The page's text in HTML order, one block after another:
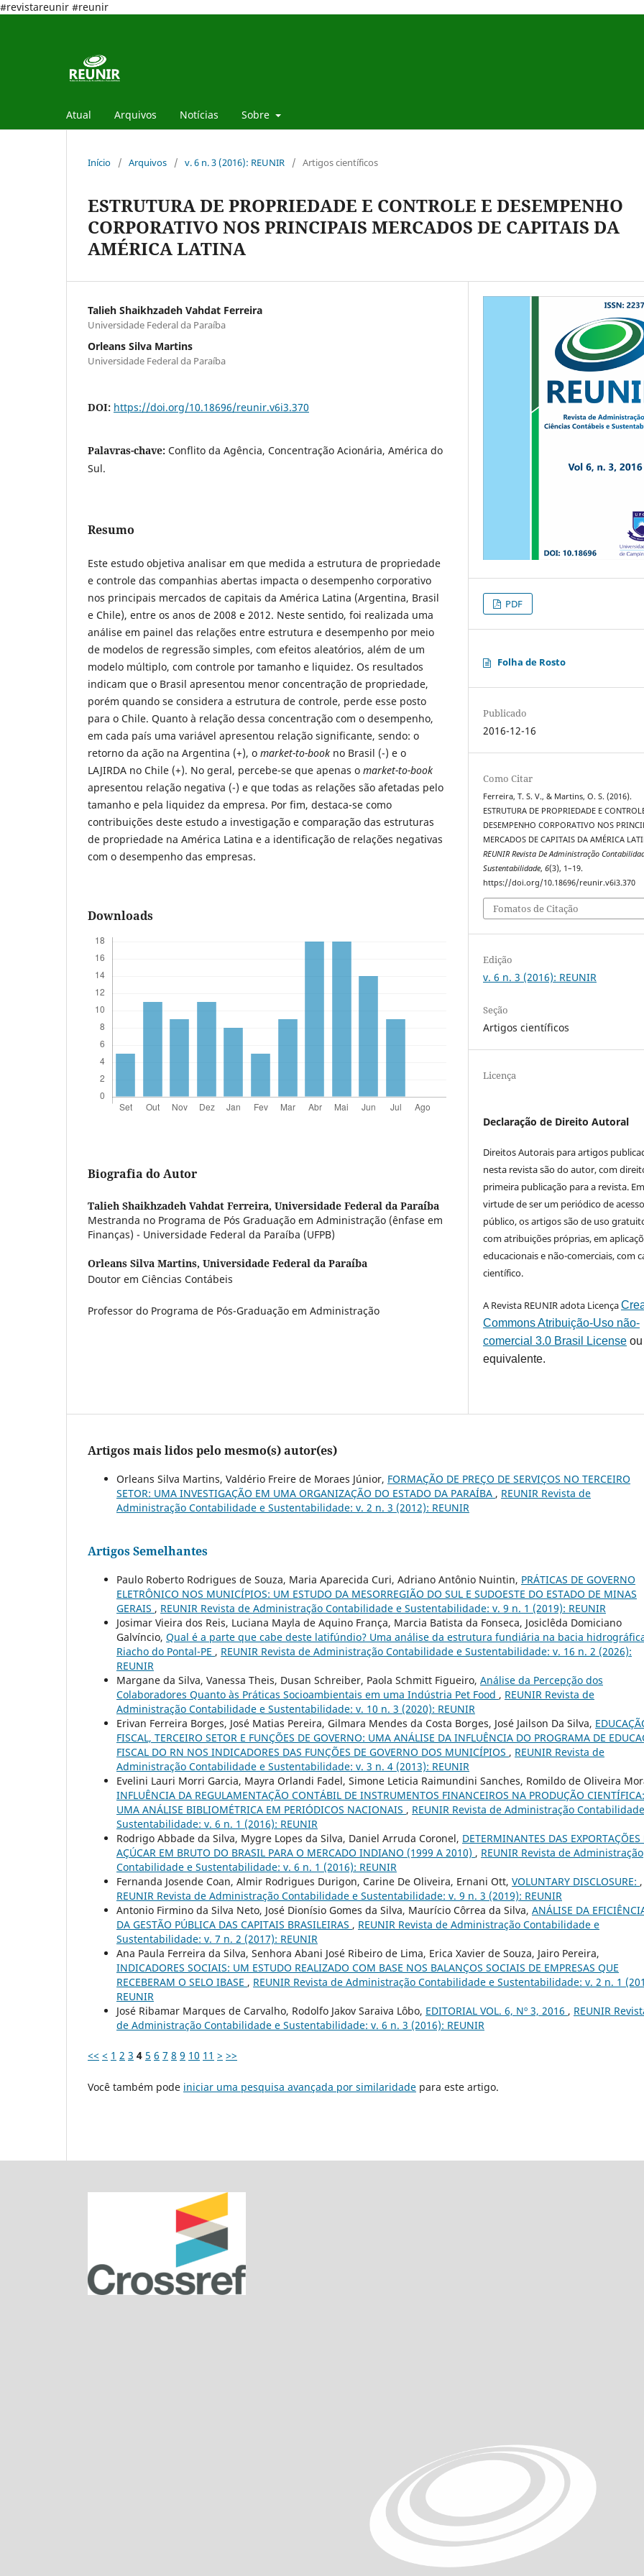
#revistareunir #reunir
Atual Arquivos Notícias Sobre
Início / Arquivos / v. 6 n. 3 (2016): REUNIR / Artigos científicos
ESTRUTURA DE PROPRIEDADE E CONTROLE E DESEMPENHO
CORPORATIVO NOS PRINCIPAIS MERCADOS DE CAPITAIS DA
AMÉRICA LATINA
Talieh Shaikhzadeh Vahdat Ferreira
Universidade Federal da Paraíba
Orleans Silva Martins
Universidade Federal da Paraíba
DOI: https://doi.org/10.18696/reunir.v6i3.370
Palavras-chave: Conflito da Agência, Concentração Acionária, América do
Sul.
Resumo
Este estudo objetiva analisar em que medida a estrutura de propriedade
e controle das companhias abertas impacta o desempenho corporativo
nos principais mercados de capitais da América Latina (Argentina, Brasil
e Chile), entre os anos de 2008 e 2012. Neste sentido, foi realizada uma
análise em painel das relações entre estrutura e desempenho por meio
de modelos de regressão simples, com efeitos aleatórios, além de um
modelo múltiplo, com controle por tamanho e liquidez. Os resultados
indicam que o Brasil apresentou menor concentração de propriedade,
porém quando se considera a estrutura de controle, perde esse posto
para o Chile. Quanto à relação dessa concentração com o desempenho,
em cada país uma variável apresentou relação significante, sendo: o
retorno da ação na Argentina (+), o market-to-book no Brasil (-) e o
LAJIRDA no Chile (+). No geral, percebe-se que apenas o market-to-book
apresentou relação negativa (-) e que todas as relações são afetadas pelo
tamanho e pela liquidez da empresa. Por fim, destaca-se como
contribuições deste estudo a investigação e comparação das estruturas
de propriedade na América Latina e a identificação de relações negativas
com o desempenho das empresas.
Downloads
Biografia do Autor
Talieh Shaikhzadeh Vahdat Ferreira, Universidade Federal da Paraíba
Mestranda no Programa de Pós Graduação em Administração (ênfase em
Finanças) - Universidade Federal da Paraíba (UFPB)
Orleans Silva Martins, Universidade Federal da Paraíba
Doutor em Ciências Contábeis
Professor do Programa de Pós-Graduação em Administração
PDF
Folha de Rosto
Publicado
2016-12-16
Como Citar
Ferreira, T. S. V., & Martins, O. S. (2016).
ESTRUTURA DE PROPRIEDADE E
DESEMPENHO CORPORATIVO NOS
MERCADOS DE CAPITAIS DA AMÉRICA
REUNIR Revista De Administração
Sustentabilidade,6(3), 1–19.
https://doi.org/10.18696/reunir.v6i3.370
Fomatos de Citação
Edição
v. 6 n. 3 (2016): REUNIR
Seção
Artigos científicos
Licença
Declaração de Direito Autoral
Direitos Autorais para artigos
nesta revista são do autor, com
primeira publicação para a revista. Em
virtude de ser um periódico de acesso
público, os artigos são de uso
com atribuições próprias, em
educacionais e não-comerciais, com
científico.
A Revista REUNIR adota Licença
Commons Atribuição-Uso não-
comercial 3.0 Brasil License
equivalente.
Artigos mais lidos pelo mesmo(s) autor(es)
Orleans Silva Martins, Valdério Freire de Moraes Júnior, FORMAÇÃO DE PREÇO DE SERVIÇOS NO TERCEIRO
SETOR: UMA INVESTIGAÇÃO EM UMA ORGANIZAÇÃO DO ESTADO DA PARAÍBA , REUNIR Revista de
Administração Contabilidade e Sustentabilidade: v. 2 n. 3 (2012): REUNIR
Artigos Semelhantes
Paulo Roberto Rodrigues de Souza, Maria Aparecida Curi, Adriano Antônio Nuintin, PRÁTICAS DE GOVERNO
ELETRÔNICO NOS MUNICÍPIOS: UM ESTUDO DA MESORREGIÃO DO SUL E SUDOESTE DO ESTADO DE MINAS
GERAIS , REUNIR Revista de Administração Contabilidade e Sustentabilidade: v. 9 n. 1 (2019): REUNIR
Josimar Vieira dos Reis, Luciana Mayla de Aquino França, Marcia Batista da Fonseca, Josiclêda Domiciano
Galvíncio, Qual é a parte que cabe deste latifúndio? Uma análise da estrutura fundiária na bacia
Riacho do Pontal-PE , REUNIR Revista de Administração Contabilidade e Sustentabilidade: v. 16 n. 2 (2026):
REUNIR
Margane da Silva, Vanessa Theis, Dusan Schreiber, Paola Schmitt Figueiro, Análise da Percepção dos
Colaboradores Quanto às Práticas Socioambientais em uma Indústria Pet Food , REUNIR Revista de
Administração Contabilidade e Sustentabilidade: v. 10 n. 3 (2020): REUNIR
Erivan Ferreira Borges, José Matias Pereira, Gilmara Mendes da Costa Borges, José Jailson Da Silva,
FISCAL, TERCEIRO SETOR E FUNÇÕES DE GOVERNO: UMA ANÁLISE DA INFLUÊNCIA DO PROGRAMA DE
FISCAL DO RN NOS INDICADORES DAS FUNÇÕES DE GOVERNO DOS MUNICÍPIOS , REUNIR Revista de
Administração Contabilidade e Sustentabilidade: v. 3 n. 4 (2013): REUNIR
Evelini Lauri Morri Garcia, Mayra Orlandi Fadel, Simone Leticia Raimundini Sanches, Romildo de Oliveira
INFLUÊNCIA DA REGULAMENTAÇÃO CONTÁBIL DE INSTRUMENTOS FINANCEIROS NA PRODUÇÃO CIENTÍFICA:
UMA ANÁLISE BIBLIOMÉTRICA EM PERIÓDICOS NACIONAIS , REUNIR Revista de Administração
Sustentabilidade: v. 6 n. 1 (2016): REUNIR
Rodrigo Abbade da Silva, Mygre Lopes da Silva, Daniel Arruda Coronel, DETERMINANTES DAS EXPORTAÇÕES
AÇÚCAR EM BRUTO DO BRASIL PARA O MERCADO INDIANO (1999 A 2010) , REUNIR Revista de Administração
Contabilidade e Sustentabilidade: v. 6 n. 1 (2016): REUNIR
Fernanda Josende Coan, Almir Rodrigues Durigon, Carine De Oliveira, Ernani Ott, VOLUNTARY DISCLOSURE: ,
REUNIR Revista de Administração Contabilidade e Sustentabilidade: v. 9 n. 3 (2019): REUNIR
Antonio Firmino da Silva Neto, José Dionísio Gomes da Silva, Maurício Côrrea da Silva, ANÁLISE DA
DA GESTÃO PÚBLICA DAS CAPITAIS BRASILEIRAS , REUNIR Revista de Administração Contabilidade e
Sustentabilidade: v. 7 n. 2 (2017): REUNIR
Ana Paula Ferreira da Silva, Senhora Abani José Ribeiro de Lima, Erica Xavier de Souza, Jairo Pereira,
INDICADORES SOCIAIS: UM ESTUDO REALIZADO COM BASE NOS BALANÇOS SOCIAIS DE EMPRESAS QUE
RECEBERAM O SELO IBASE , REUNIR Revista de Administração Contabilidade e Sustentabilidade: v. 2 n. 1
REUNIR
José Ribamar Marques de Carvalho, Rodolfo Jakov Saraiva Lôbo, EDITORIAL VOL. 6, Nº 3, 2016 , REUNIR
de Administração Contabilidade e Sustentabilidade: v. 6 n. 3 (2016): REUNIR
<< < 1 2 3 4 5 6 7 8 9 10 11 > >>
Você também pode iniciar uma pesquisa avançada por similaridade para este artigo.